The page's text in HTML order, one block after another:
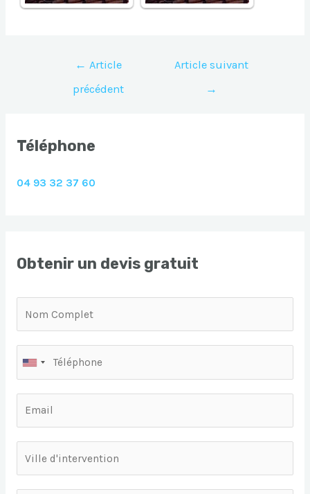
Navigation
l’article
← Article
précédent
Article suivant
→
Téléphone
04 93 32 37 60
Obtenir un devis gratuit